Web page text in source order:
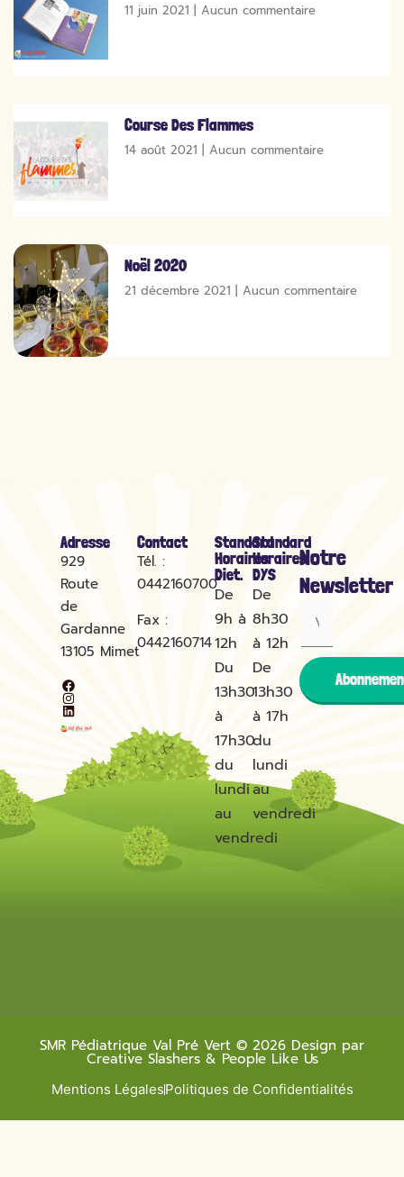
11 juin 2021 Aucun commentaire
Course Des Flammes
14 août 2021 Aucun commentaire
Noël 2020
21 décembre 2021 Aucun commentaire
Adresse
929
Route
de
Gardanne
13105 Mimet
Contact
Tél. :
0442160700
Fax :
0442160714
Standard
Horaires
Diet.
De
9h à
12h
Du
13h30
à
17h30
du
lundi
au
vendredi
Standard
Horaires
DYS
De
8h30
à 12h
De
13h30
à 17h
du
lundi
au
vendredi
Notre
Newsletter
SMR Pédiatrique Val Pré Vert © 2026 Design par
Creative Slashers & People Like Us
Mentions LégalesPolitiques de Confidentialités